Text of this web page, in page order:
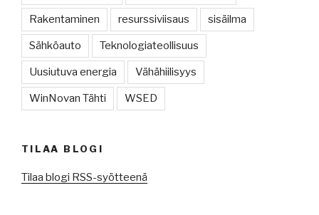
Rakentaminen resurssiviisaus sisäilma
Sähköauto Teknologiateollisuus
Uusiutuva energia Vähähiilisyys
WinNovan Tähti WSED
TILAA BLOGI
Tilaa blogi RSS-syötteenä